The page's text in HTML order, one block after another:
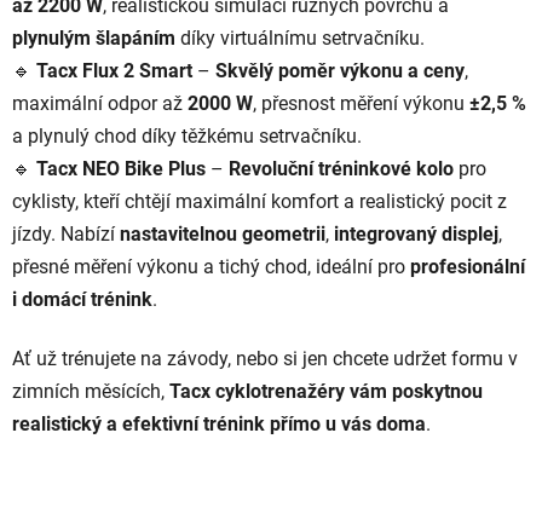
až 2200 W, realistickou simulací různých povrchů a
plynulým šlapáním díky virtuálnímu setrvačníku.
🔹 Tacx Flux 2 Smart – Skvělý poměr výkonu a ceny,
maximální odpor až 2000 W, přesnost měření výkonu ±2,5 %
a plynulý chod díky těžkému setrvačníku.
🔹 Tacx NEO Bike Plus – Revoluční tréninkové kolo pro
cyklisty, kteří chtějí maximální komfort a realistický pocit z
jízdy. Nabízí nastavitelnou geometrii, integrovaný displej,
přesné měření výkonu a tichý chod, ideální pro profesionální
i domácí trénink.
Ať už trénujete na závody, nebo si jen chcete udržet formu v
zimních měsících, Tacx cyklotrenažéry vám poskytnou
realistický a efektivní trénink přímo u vás doma.